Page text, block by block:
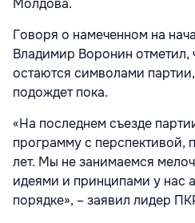
Молдова.
Говоря о намеченном на
Владимир Воронин отметил,
остаются символами
подождет пока.
«На последнем съезде
программу с перспективой,
лет. Мы не занимаемся
идеями и принципами у нас
порядке», – заявил лидер